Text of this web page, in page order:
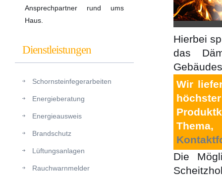
Hierbei
das
Wir
Die
Ansprechpartner rund ums
Haus.
Dienstleistungen
Schornsteinfegerarbeiten
Energieberatung
Energieausweis
Brandschutz
Lüftungsanlagen
Rauchwarnmelder